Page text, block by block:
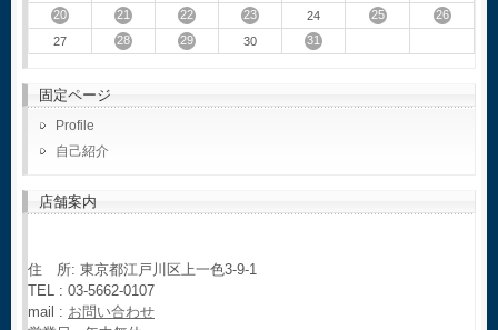
20
21 22 23 24 25
26
27
28 29 30 31
固定ページ
Profile
自己紹介
店舗案内
住 所: 東京都江戸川区上一色3-9-1
TEL : 03-5662-0107
mail : お問い合わせ